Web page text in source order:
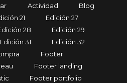
Actividad
Blog
21
Edición 27
28
Edición 29
Edición 31
Edición 32
Footer
Footer landing
Footer portfolio